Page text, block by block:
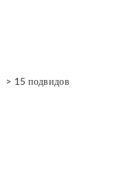
> 15 подвидов